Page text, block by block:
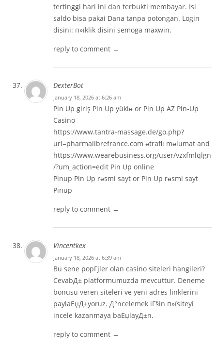
tertinggi hari ini dan terbukti membayar. Isi
saldo bisa pakai Dana tanpa potongan. Login
disini: п»їklik disini semoga maxwin.
reply to comment →
DexterBot
January 18, 2026 at 6:26 am
Pin Up giriş Pin Up yüklə or Pin Up AZ Pin-Up
Casino
https://www.tantra-massage.de/go.php?
url=pharmalibrefrance.com ətraflı məlumat and
https://www.wearebusiness.org/user/vzxfmlqlgn
/?um_action=edit Pin Up online
Pinup Pin Up rəsmi sayt or Pin Up rəsmi sayt
Pinup
reply to comment →
Vincentkex
January 18, 2026 at 6:39 am
Bu sene popГјler olan casino siteleri hangileri?
CevabД± platformumuzda mevcuttur. Deneme
bonusu veren siteleri ve yeni adres linklerini
paylaЕџД±yoruz. Д°ncelemek iГ§in п»їsiteyi
incele kazanmaya baЕџlayД±n.
reply to comment →